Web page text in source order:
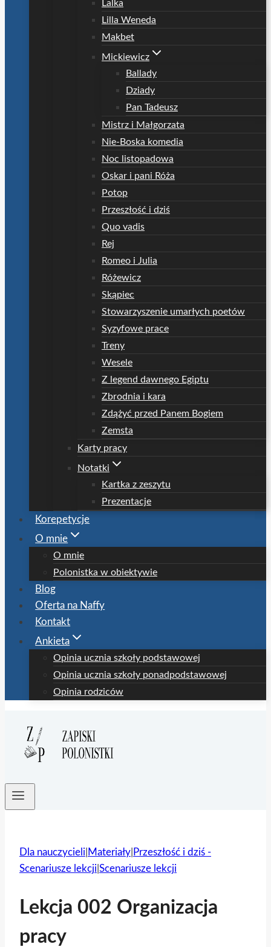
Lalka
Lilla Weneda
Makbet
Mickiewicz
Ballady
Dziady
Pan Tadeusz
Mistrz i Małgorzata
Nie-Boska komedia
Noc listopadowa
Oskar i pani Róża
Potop
Przeszłość i dziś
Quo vadis
Rej
Romeo i Julia
Różewicz
Skąpiec
Stowarzyszenie umarłych poetów
Syzyfowe prace
Treny
Wesele
Z legend dawnego Egiptu
Zbrodnia i kara
Zdążyć przed Panem Bogiem
Zemsta
Karty pracy
Notatki
Kartka z zeszytu
Prezentacje
Korepetycje
O mnie
O mnie
Polonistka w obiektywie
Blog
Oferta na Naffy
Kontakt
Ankieta
Opinia ucznia szkoły podstawowej
Opinia ucznia szkoły ponadpodstawowej
Opinia rodziców
Dla nauczycieli Materiały Przeszłość i dziś -
Scenariusze lekcji Scenariusze lekcji
Lekcja 002 Organizacja
pracy